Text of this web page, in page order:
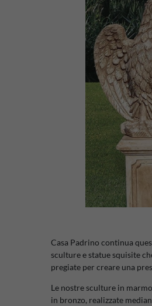
Casa Padrino continua
sculture e statue squisite
pregiate per creare una
Le nostre sculture in
in bronzo, realizzate